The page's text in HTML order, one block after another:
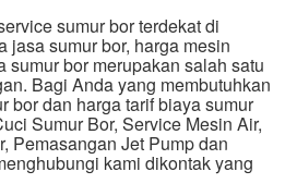
sumur bor terdekat di
jasa sumur bor, harga mesin
sumur bor merupakan salah satu
Bagi Anda yang membutuhkan
bor dan harga tarif biaya sumur
Sumur Bor, Service Mesin Air,
Pemasangan Jet Pump dan
kami dikontak yang